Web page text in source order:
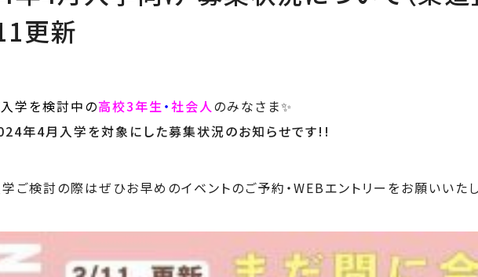
更新
学を検討中の高校3年生・社会人のみなさま✨
年4月入学を対象にした募集状況のお知らせです!!
ご検討の際はぜひお早めのイベントのご予約・WEBエントリーをお願いいた